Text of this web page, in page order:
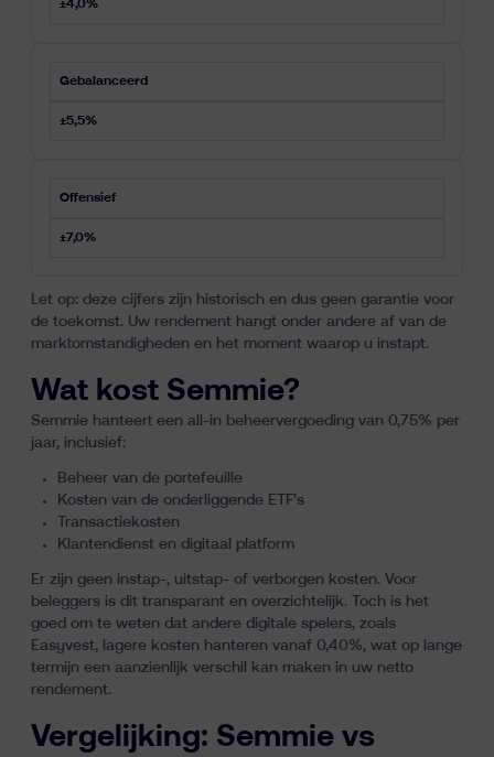
±4,0%
Gebalanceerd
±5,5%
Offensief
±7,0%
Let op: deze cijfers zijn historisch en dus geen garantie voor
de toekomst. Uw rendement hangt onder andere af van de
marktomstandigheden en het moment waarop u instapt.
Wat kost Semmie?
Semmie hanteert een all-in beheervergoeding van 0,75% per
jaar, inclusief:
Beheer van de portefeuille
Kosten van de onderliggende ETF’s
Transactiekosten
Klantendienst en digitaal platform
Er zijn geen instap-, uitstap- of verborgen kosten. Voor
beleggers is dit transparant en overzichtelijk. Toch is het
goed om te weten dat andere digitale spelers, zoals
Easyvest, lagere kosten hanteren vanaf 0,40%, wat op lange
termijn een aanzienlijk verschil kan maken in uw netto
rendement.
Vergelijking: Semmie vs